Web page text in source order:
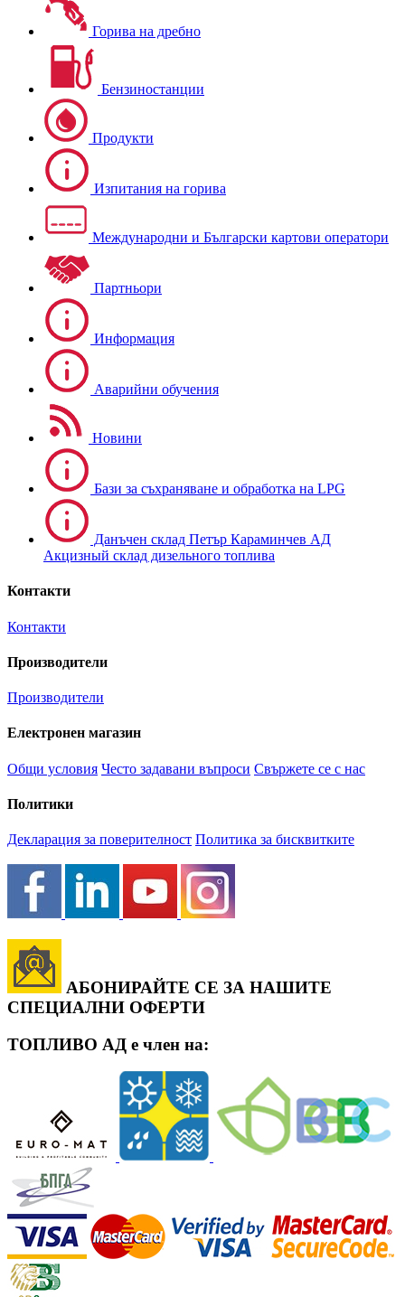
Горива на дребно
Бензиностанции
Продукти
Изпитания на горива
Международни и Български картови оператори
Партньори
Информация
Аварийни обучения
Новини
Бази за съхраняване и обработка на LPG
Данъчен склад Петър Караминчев АД
Акцизный склад дизельного топлива
Контакти
Контакти
Производители
Производители
Електронен магазин
Общи условия Често задавани въпроси Свържете се с нас
Политики
Декларация за поверителност Политика за бисквитките
АБОНИРАЙТЕ СЕ ЗА НАШИТЕ
СПЕЦИАЛНИ ОФЕРТИ
ТОПЛИВО АД е член на: